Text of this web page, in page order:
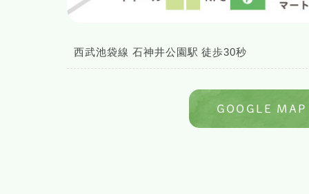
西武池袋線 石神井公園駅 徒歩30秒
GOOGLE MAP